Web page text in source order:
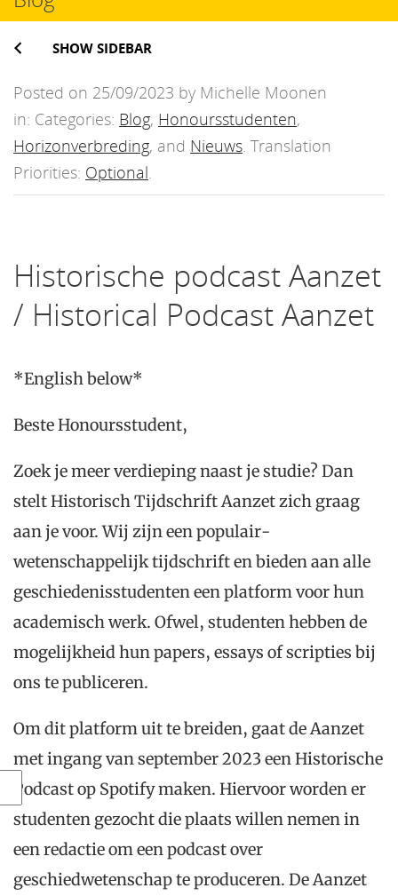
SHOW SIDEBAR
Posted on 25/09/2023 by Michelle Moonen
in: Categories: Blog, Honoursstudenten,
Horizonverbreding, and Nieuws. Translation
Priorities: Optional.
Historische podcast Aanzet
/ Historical Podcast Aanzet
*English below*
BesteHonoursstudent,
Zoek je meer verdieping naast je studie? Dan
steltHistorisch Tijdschrift Aanzetzich graag
aan jevoor.Wij zijn eenpopulair-
wetenschappelijk tijdschriften biedenaanalle
geschiedenisstudenten een platformvoor hun
academisch werk. Ofwel, studenten hebben de
mogelijkheid hunpapers, essays ofscripties bij
ons te publiceren.
Omditplatform uit te breiden, gaat de Aanzet
metingang van september 2023 een Historische
Podcastop Spotifymaken. Hiervoor worden er
studenten gezocht dieplaats willen nemen in
eenredactieomeen podcast over
geschiedwetenschap te produceren. De Aanzet